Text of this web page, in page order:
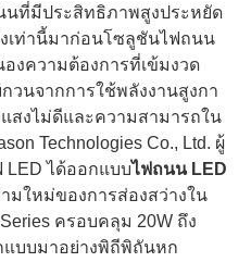
นที่มีประสิทธิภาพสูงประหยัด
เท่านี้มาก่อนโซลูชันไฟถนน
งความต้องการที่เข้มงวด
วนจากการใช้พลังงานสูงกา
สงไม่ดีและความสามารถใน
Technologies Co., Ltd. ผู้
LED ได้ออกแบบไฟถนน LED
มใหม่ของการส่องสว่างใน
ครอบคลุม 20W ถึง
แบบมาอย่างพิถีพิถันหก